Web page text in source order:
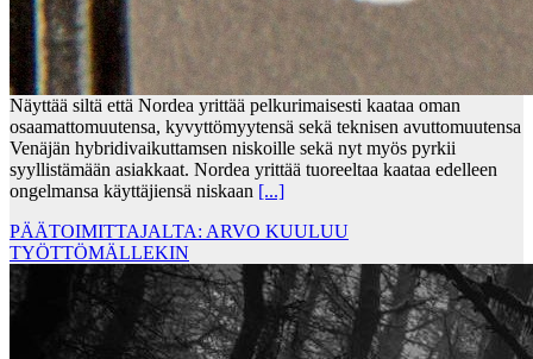
Näyttää siltä että Nordea yrittää pelkurimaisesti kaataa oman
osaamattomuutensa, kyvyttömyytensä sekä teknisen avuttomuutensa
Venäjän hybridivaikuttamsen niskoille sekä nyt myös pyrkii
syyllistämään asiakkaat. Nordea yrittää tuoreeltaa kaataa edelleen
ongelmansa käyttäjiensä niskaan [...]
PÄÄTOIMITTAJALTA: ARVO KUULUU
TYÖTTÖMÄLLEKIN